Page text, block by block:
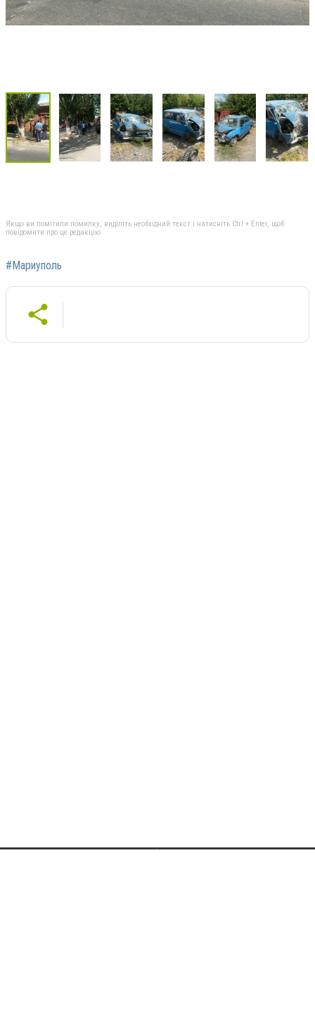
Якщо ви помітили помилку, виділіть необхідний текст і натисніть Ctrl + Enter, щоб
повідомити про це редакцію
#Мариуполь